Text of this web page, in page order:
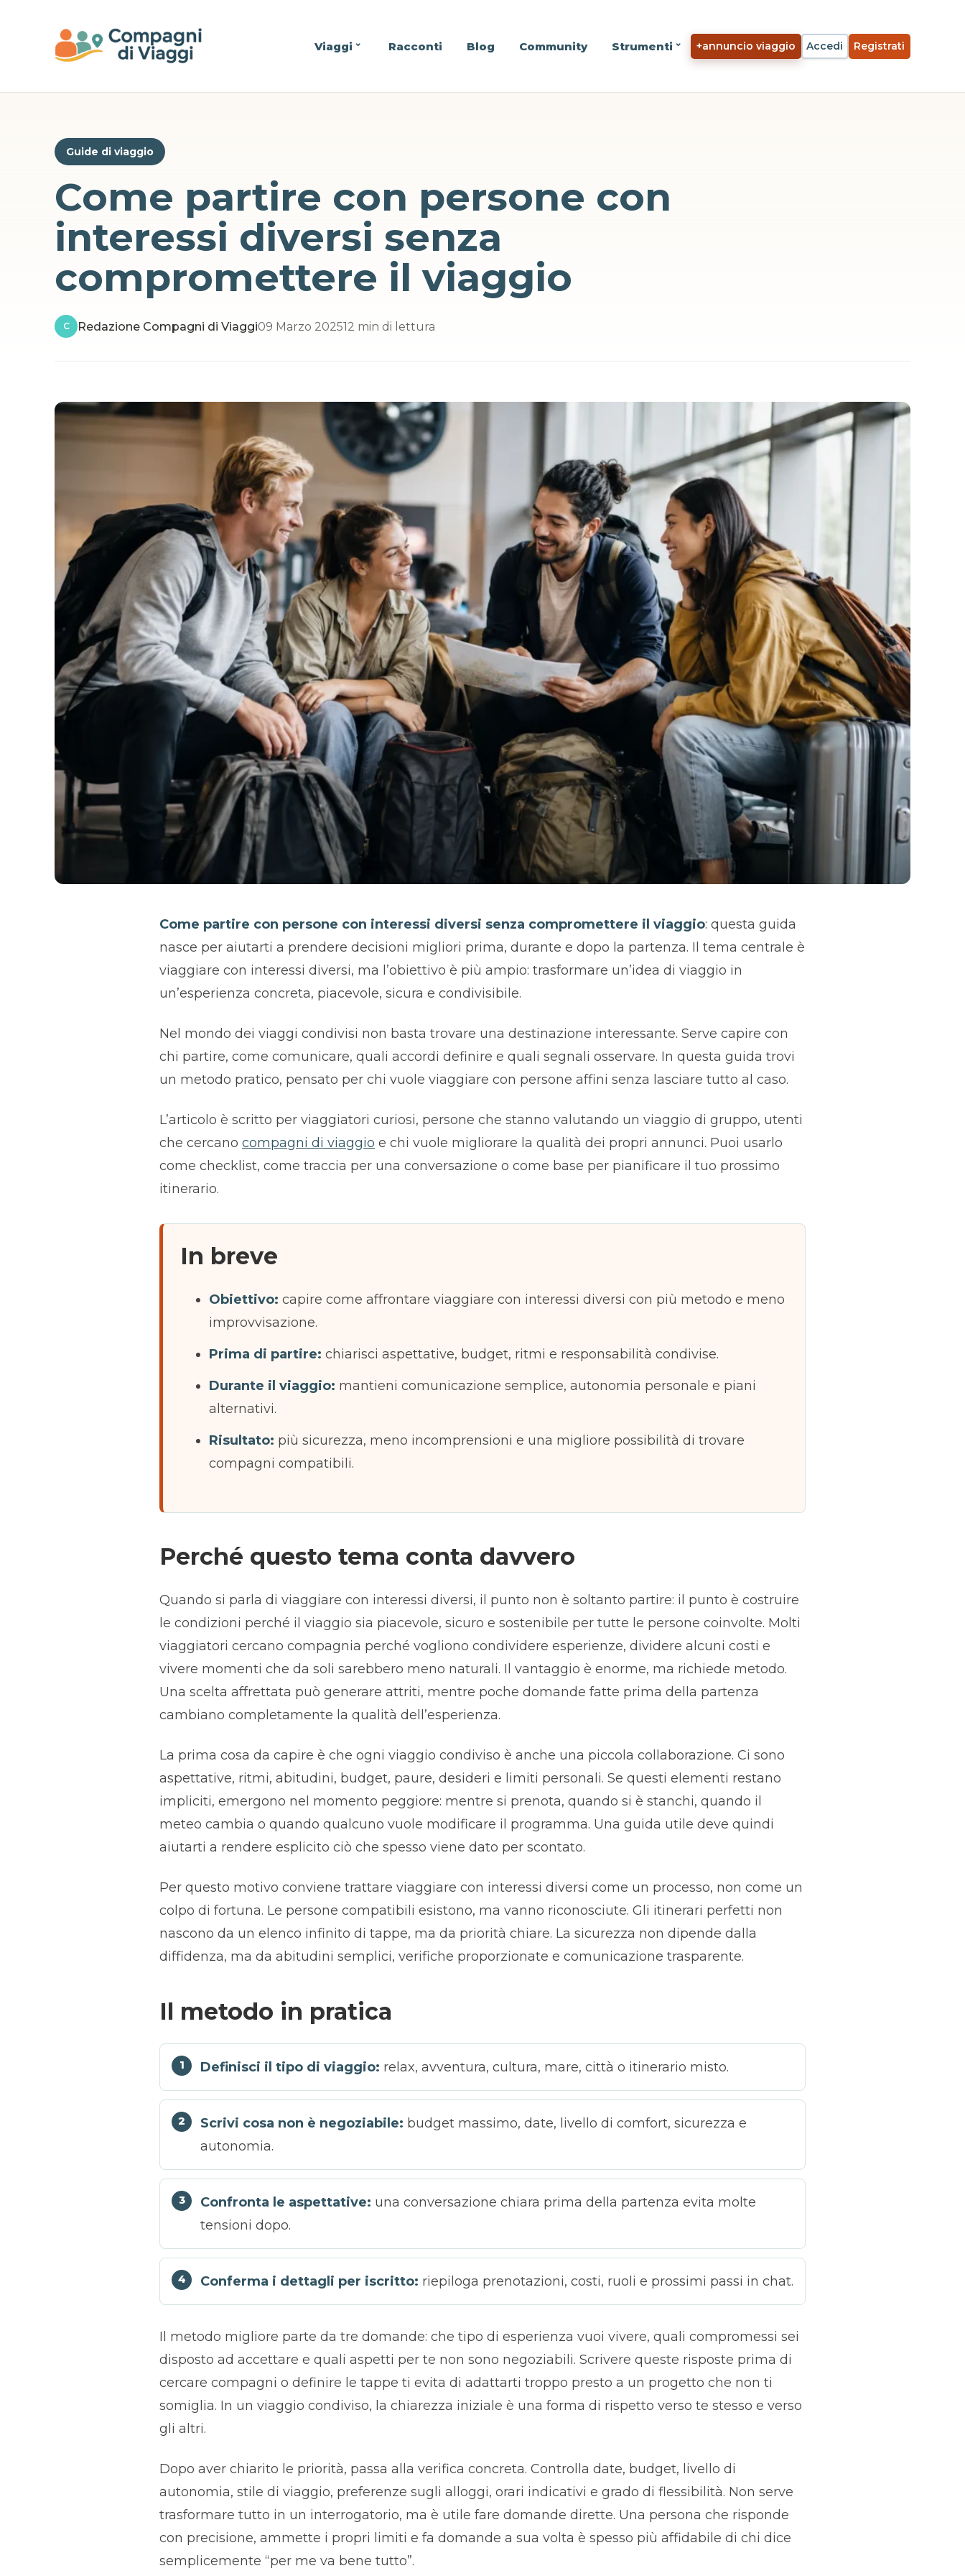
Viaggi Racconti Blog Community Strumenti +annuncio viaggio Accedi Registrati
Guide di viaggio
Come partire con persone con
interessi diversi senza
compromettere il viaggio
C Redazione Compagni di Viaggi09 Marzo 202512 min di lettura
Come partire con persone con interessi diversi senza compromettere il viaggio: questa guida
nasce per aiutarti a prendere decisioni migliori prima, durante e dopo la partenza. Il tema centrale è
viaggiare con interessi diversi, ma l’obiettivo è più ampio: trasformare un’idea di viaggio in
un’esperienza concreta, piacevole, sicura e condivisibile.
Nel mondo dei viaggi condivisi non basta trovare una destinazione interessante. Serve capire con
chi partire, come comunicare, quali accordi definire e quali segnali osservare. In questa guida trovi
un metodo pratico, pensato per chi vuole viaggiare con persone affini senza lasciare tutto al caso.
L’articolo è scritto per viaggiatori curiosi, persone che stanno valutando un viaggio di gruppo, utenti
che cercano compagni di viaggio e chi vuole migliorare la qualità dei propri annunci. Puoi usarlo
come checklist, come traccia per una conversazione o come base per pianificare il tuo prossimo
itinerario.
In breve
Obiettivo: capire come affrontare viaggiare con interessi diversi con più metodo e meno
improvvisazione.
Prima di partire: chiarisci aspettative, budget, ritmi e responsabilità condivise.
Durante il viaggio: mantieni comunicazione semplice, autonomia personale e piani
alternativi.
Risultato: più sicurezza, meno incomprensioni e una migliore possibilità di trovare
compagni compatibili.
Perché questo tema conta davvero
Quando si parla di viaggiare con interessi diversi, il punto non è soltanto partire: il punto è costruire
le condizioni perché il viaggio sia piacevole, sicuro e sostenibile per tutte le persone coinvolte. Molti
viaggiatori cercano compagnia perché vogliono condividere esperienze, dividere alcuni costi e
vivere momenti che da soli sarebbero meno naturali. Il vantaggio è enorme, ma richiede metodo.
Una scelta affrettata può generare attriti, mentre poche domande fatte prima della partenza
cambiano completamente la qualità dell’esperienza.
La prima cosa da capire è che ogni viaggio condiviso è anche una piccola collaborazione. Ci sono
aspettative, ritmi, abitudini, budget, paure, desideri e limiti personali. Se questi elementi restano
impliciti, emergono nel momento peggiore: mentre si prenota, quando si è stanchi, quando il
meteo cambia o quando qualcuno vuole modificare il programma. Una guida utile deve quindi
aiutarti a rendere esplicito ciò che spesso viene dato per scontato.
Per questo motivo conviene trattare viaggiare con interessi diversi come un processo, non come un
colpo di fortuna. Le persone compatibili esistono, ma vanno riconosciute. Gli itinerari perfetti non
nascono da un elenco infinito di tappe, ma da priorità chiare. La sicurezza non dipende dalla
diffidenza, ma da abitudini semplici, verifiche proporzionate e comunicazione trasparente.
Il metodo in pratica
Definisci il tipo di viaggio: relax, avventura, cultura, mare, città o itinerario misto.
Scrivi cosa non è negoziabile: budget massimo, date, livello di comfort, sicurezza e
autonomia.
Confronta le aspettative: una conversazione chiara prima della partenza evita molte
tensioni dopo.
Conferma i dettagli per iscritto: riepiloga prenotazioni, costi, ruoli e prossimi passi in chat.
Il metodo migliore parte da tre domande: che tipo di esperienza vuoi vivere, quali compromessi sei
disposto ad accettare e quali aspetti per te non sono negoziabili. Scrivere queste risposte prima di
cercare compagni o definire le tappe ti evita di adattarti troppo presto a un progetto che non ti
somiglia. In un viaggio condiviso, la chiarezza iniziale è una forma di rispetto verso te stesso e verso
gli altri.
Dopo aver chiarito le priorità, passa alla verifica concreta. Controlla date, budget, livello di
autonomia, stile di viaggio, preferenze sugli alloggi, orari indicativi e grado di flessibilità. Non serve
trasformare tutto in un interrogatorio, ma è utile fare domande dirette. Una persona che risponde
con precisione, ammette i propri limiti e fa domande a sua volta è spesso più affidabile di chi dice
semplicemente “per me va bene tutto”.